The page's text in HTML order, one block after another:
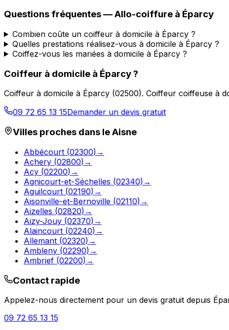
Questions fréquentes —Allo-coiffure à Éparcy
Combien coûte un coiffeur à domicile à Éparcy ?
Quelles prestations réalisez-vous à domicile à Éparcy ?
Coiffez-vous les mariées à domicile à Éparcy ?
Coiffeur à domicile à Éparcy?
Coiffeur à domicile à Éparcy (02500). Coiffeur coiffeuse à
09 72 65 13 15Demander un devis gratuit
Villes proches dans leAisne
Abbécourt (02300) →
Achery (02800) →
Acy (02200) →
Agnicourt-et-Séchelles (02340) →
Aguilcourt (02190) →
Aisonville-et-Bernoville (02110) →
Aizelles (02820) →
Aizy-Jouy (02370) →
Alaincourt (02240) →
Allemant (02320) →
Ambleny (02290) →
Ambrief (02200) →
Contact rapide
Appelez-nous directement pour un devis gratuit depuis
09 72 65 13 15